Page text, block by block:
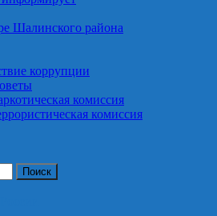
Шалинского района
коррупции
комиссия
комиссия